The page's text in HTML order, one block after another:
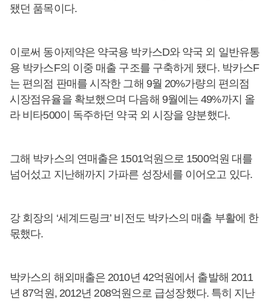
됐던 품목이다.
이로써 동아제약은 약국용 박카스D와 약국 외 일반유통
용 박카스F의 이중 매출 구조를 구축하게 됐다. 박카스F
는 편의점 판매를 시작한 그해 9월 20%가량의 편의점
시장점유율을 확보했으며 다음해 9월에는 49%까지 올
라 비타500이 독주하던 약국 외 시장을 양분했다.
그해 박카스의 연매출은 1501억원으로 1500억원 대를
넘어섰고 지난해까지 가파른 성장세를 이어오고 있다.
강 회장의 ‘세계드링크’ 비전도 박카스의 매출 부활에 한
몫했다.
박카스의 해외매출은 2010년 42억원에서 출발해 2011
년 87억원, 2012년 208억원으로 급성장했다. 특히 지난